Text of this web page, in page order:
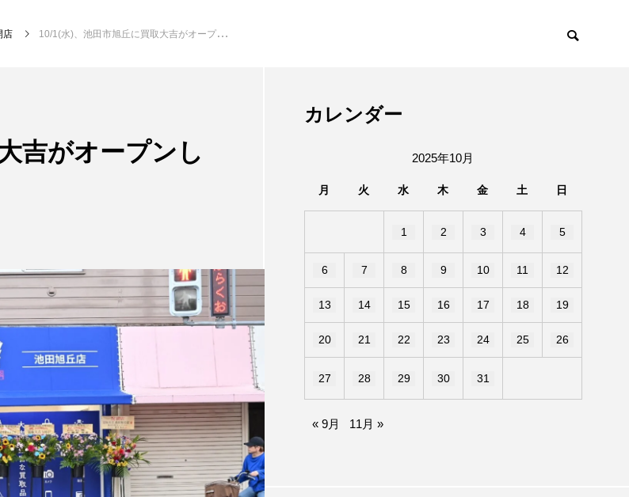
店 10/1(水)、池田市旭丘に買取大吉がオープンしたみたい。
吉がオープンし
カレンダー
2025年10月
月 火 水 木 金 土 日
1 2 3 4 5
6 7 8 9 10 11 12
13 14 15 16 17 18 19
20 21 22 23 24 25 26
27 28 29 30 31
« 9月 11月 »